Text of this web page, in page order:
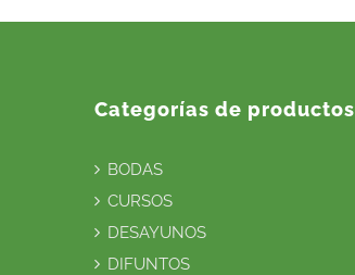
Categorías de productos
BODAS
CURSOS
DESAYUNOS
DIFUNTOS